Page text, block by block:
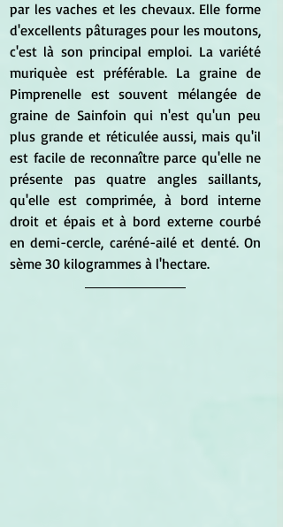
par les vaches et les chevaux. Elle forme
d'excellents pâturages pour les moutons,
c'est là son principal emploi. La variété
muriquèe est préférable. La graine de
Pimprenelle est souvent mélangée de
graine de Sainfoin qui n'est qu'un peu
plus grande et réticulée aussi, mais qu'il
est facile de reconnaître parce qu'elle ne
présente pas quatre angles saillants,
qu'elle est comprimée, à bord interne
droit et épais et à bord externe courbé
en demi-cercle, caréné-ailé et denté. On
sème 30 kilogrammes à l'hectare.